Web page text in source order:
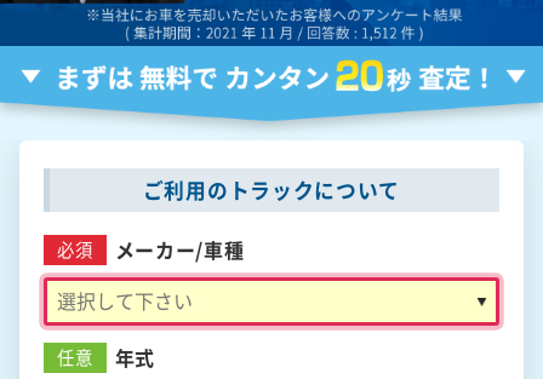
ご利用のトラックについて
必須 メーカー/車種
任意 年式